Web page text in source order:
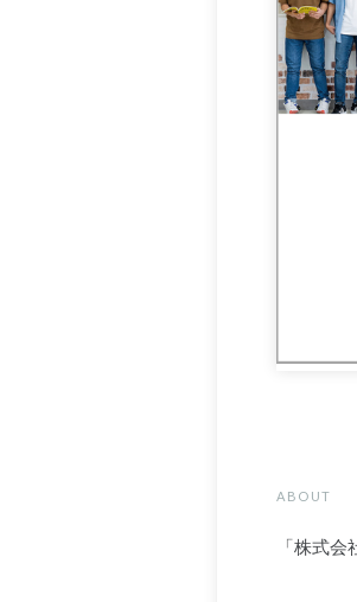
ABOUT
「株式